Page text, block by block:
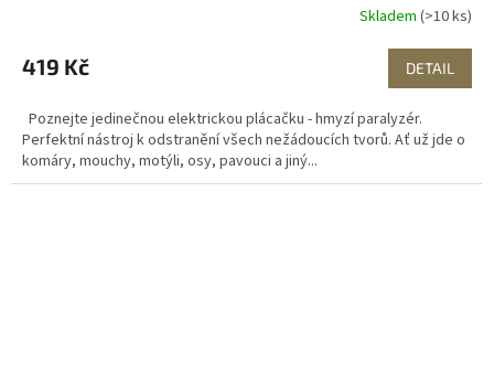
Skladem (>10 ks)
419 Kč DETAIL
Poznejte jedinečnou elektrickou plácačku - hmyzí paralyzér.
Perfektní nástroj k odstranění všech nežádoucích tvorů. Ať už jde o
komáry, mouchy, motýli, osy, pavouci a jiný...